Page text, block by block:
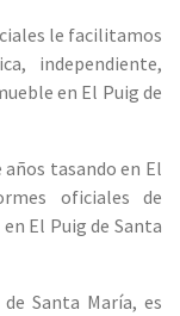
le facilitamos
independiente,
en El Puig de
tasando en El
oficiales de
El Puig de Santa
Santa María, es